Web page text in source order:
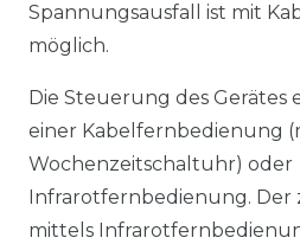
Spannungsausfall ist mit
möglich.
Die Steuerung des
einer Kabelfernbedienung
Wochenzeitschaltuhr) oder
Infrarotfernbedienung.
mittels